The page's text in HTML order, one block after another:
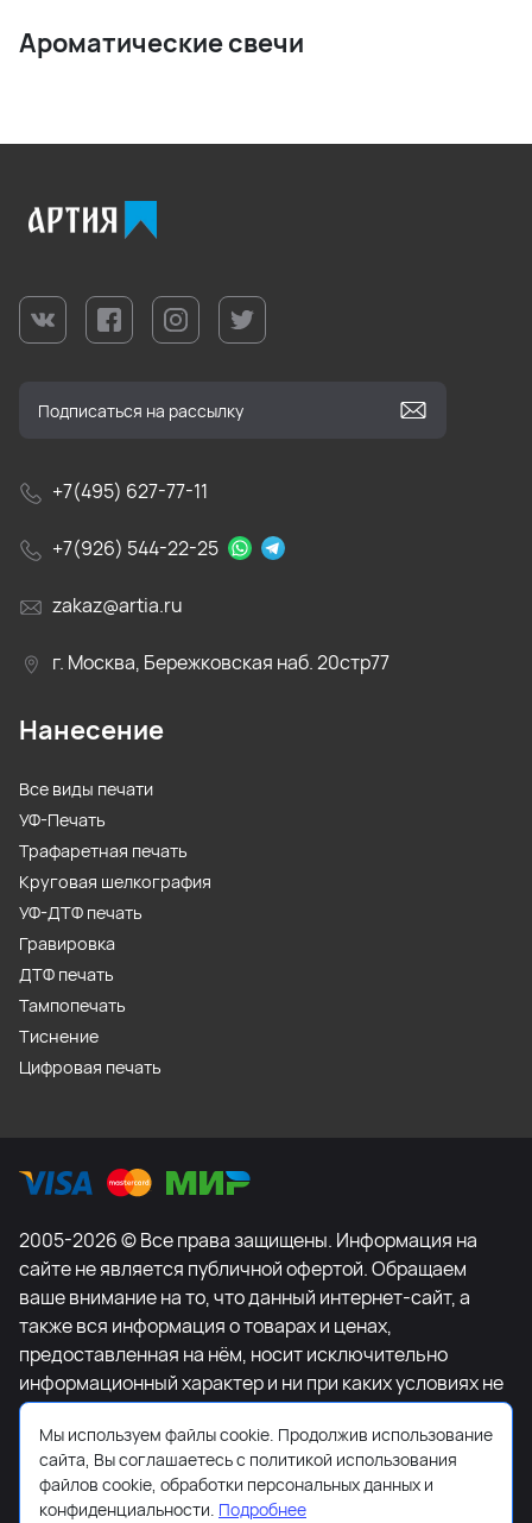
Ароматические свечи
+7(495) 627-77-11
+7(926) 544-22-25
zakaz@artia.ru
г. Москва, Бережковская наб. 20стр77
Нанесение
Все виды печати
УФ-Печать
Трафаретная печать
Круговая шелкография
УФ-ДТФ печать
Гравировка
ДТФ печать
Тампопечать
Тиснение
Цифровая печать
2005-2026 © Все права защищены. Информация на
сайте не является публичной офертой. Обращаем
ваше внимание на то, что данный интернет-сайт, а
также вся информация о товарах и ценах,
предоставленная на нём, носит исключительно
информационный характер и ни при каких условиях не
является публичной офертой, определяемой
положениями Статьи 437 Гражданского кодекса
Российской Федерации. Для получения подробной
информации о наличии и стоимости указанных
Мы используем файлы cookie. Продолжив использование
сайта, Вы соглашаетесь с политикой использования
файлов cookie, обработки персональных данных и
конфиденциальности. Подробнее